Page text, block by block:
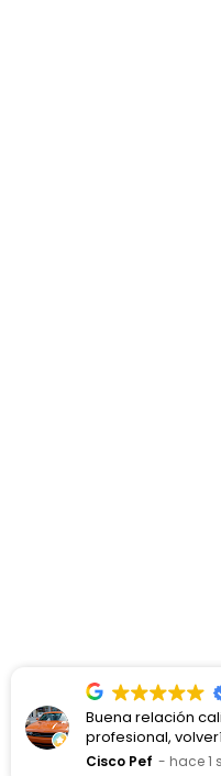
Buena relación
profesional,
Francisco
Cisco Pef hace 1